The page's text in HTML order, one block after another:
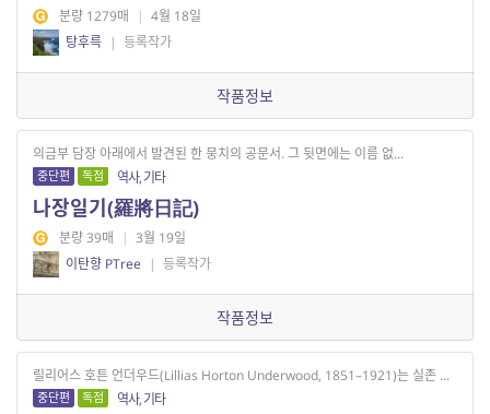
분량 1279매 | 4월 18일
탕후륵 | 등록작가
작품정보
의금부 담장 아래에서 발견된 한 뭉치의 공문서. 그 뒷면에는 이름 없...
중단편 독점 역사, 기타
나장일기(羅將日記)
분량 39매 | 3월 19일
이탄향 PTree
| 등록작가
작품정보
릴리어스 호튼 언더우드(Lillias Horton Underwood, 1851–1921)는 실존 ...
중단편 독점 역사, 기타